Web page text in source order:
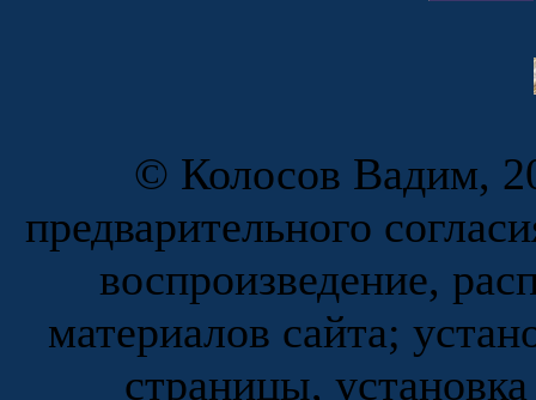
© Колосов Вадим,
предварительного
воспроизведение,
материалов сайта;
страницы,